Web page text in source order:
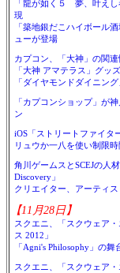
「龍が如く５ 夢、叶え
現
「築地銀だこハイボール
ューが登場
カプコン、「大神」の関
「大神 アマテラス」グッ
「ダイヤモンドダイニン
「カプコンショップ」が
ン
iOS「ストリートファイタ
リュウか一八を使い制限
角川ゲームスとSCEJの人
Discovery」
クリエイター、アーティ
【11月28日】
スクエニ、「スクウェア
ス 2012」
「Agni's Philosophy」の
スクエニ、「スクウェア